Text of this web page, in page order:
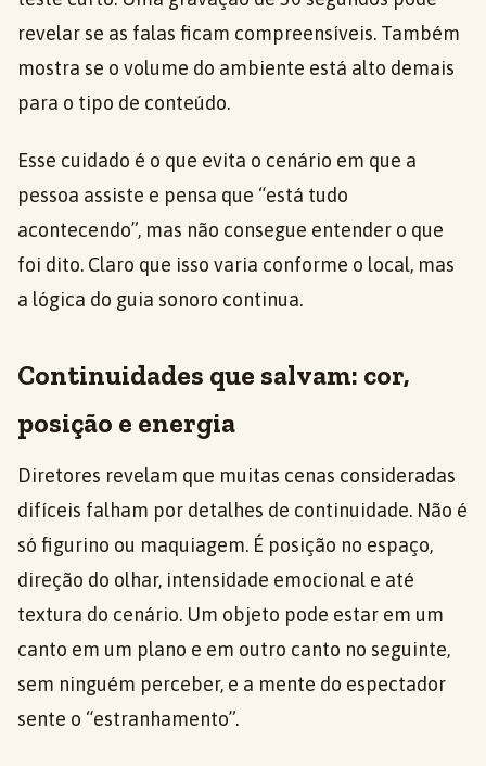
revelar se as falas ficam compreensíveis. Também
mostra se o volume do ambiente está alto demais
para o tipo de conteúdo.
Esse cuidado é o que evita o cenário em que a
pessoa assiste e pensa que “está tudo
acontecendo”, mas não consegue entender o que
foi dito. Claro que isso varia conforme o local, mas
a lógica do guia sonoro continua.
Continuidades que salvam: cor,
posição e energia
Diretores revelam que muitas cenas consideradas
difíceis falham por detalhes de continuidade. Não é
só figurino ou maquiagem. É posição no espaço,
direção do olhar, intensidade emocional e até
textura do cenário. Um objeto pode estar em um
canto em um plano e em outro canto no seguinte,
sem ninguém perceber, e a mente do espectador
sente o “estranhamento”.